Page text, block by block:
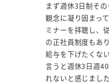
まず週休3日制そ
観念に凝り固まっ
ミナーを拝聴し、
の正社員制度もあ
給与を下げたくな
言うと週休3日週
れないと感じまし